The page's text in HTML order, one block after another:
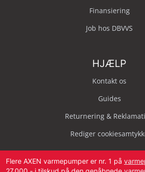
Finansiering
Job hos DBVVS
HJÆLP
Kontakt os
Guides
Returnering &
Rediger
Flere AXEN varmepumper er nr. 1 på